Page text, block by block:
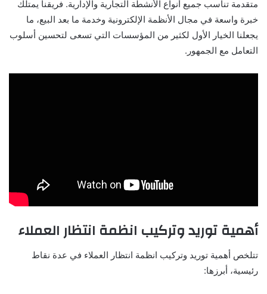
متقدمة تناسب جميع أنواع الأنشطة التجارية والإدارية. فريقنا يمتلك
خبرة واسعة في مجال الأنظمة الإلكترونية وخدمة ما بعد البيع، ما
يجعلنا الخيار الأول لكثير من المؤسسات التي تسعى لتحسين أسلوب
التعامل مع الجمهور.
أهمية توريد وتركيب انظمة انتظار العملاء
تتلخص أهمية توريد وتركيب انظمة انتظار العملاء في عدة نقاط
رئيسية، أبرزها: